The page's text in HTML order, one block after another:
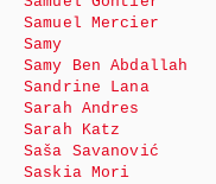
Samuel Mercier
Samy
Samy Ben Abdallah
Sandrine Lana
Sarah Andres
Sarah Katz
Saša Savanović
Saskia Mori